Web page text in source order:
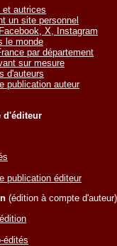
et autrices
un site personnel
X, Instagram
le monde
par département
sur mesure
d'auteurs
publication auteur
d'éditeur
publication éditeur
(édition à compte d'auteur)
édités